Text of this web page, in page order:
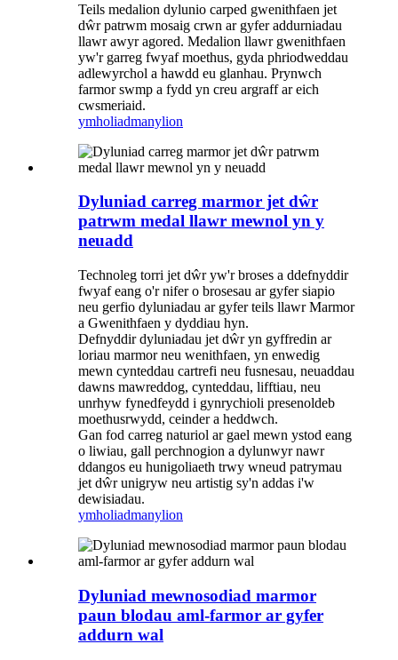
Teils medalion dylunio carped gwenithfaen jet
dŵr patrwm mosaig crwn ar gyfer addurniadau
llawr awyr agored. Medalion llawr gwenithfaen
yw'r garreg fwyaf moethus, gyda phriodweddau
adlewyrchol a hawdd eu glanhau. Prynwch
farmor swmp a fydd yn creu argraff ar eich
cwsmeriaid.
ymholiadmanylion
Dyluniad carreg marmor jet dŵr
patrwm medal llawr mewnol yn y
neuadd
Technoleg torri jet dŵr yw'r broses a ddefnyddir
fwyaf eang o'r nifer o brosesau ar gyfer siapio
neu gerfio dyluniadau ar gyfer teils llawr Marmor
a Gwenithfaen y dyddiau hyn.
Defnyddir dyluniadau jet dŵr yn gyffredin ar
loriau marmor neu wenithfaen, yn enwedig
mewn cynteddau cartrefi neu fusnesau, neuaddau
dawns mawreddog, cynteddau, lifftiau, neu
unrhyw fynedfeydd i gynrychioli presenoldeb
moethusrwydd, ceinder a heddwch.
Gan fod carreg naturiol ar gael mewn ystod eang
o liwiau, gall perchnogion a dylunwyr nawr
ddangos eu hunigoliaeth trwy wneud patrymau
jet dŵr unigryw neu artistig sy'n addas i'w
dewisiadau.
ymholiadmanylion
Dyluniad mewnosodiad marmor
paun blodau aml-farmor ar gyfer
addurn wal